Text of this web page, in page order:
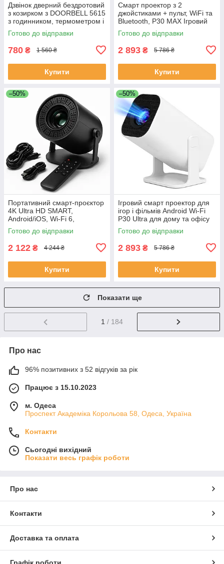
Дзвінок дверний бездротовий
з козирком з DOORBELL 5615
з годинником, термометром і
показником вологості RA-32
Готово до відправки
780 ₴ 1 560 ₴
Купити
Смарт проектор з 2
джойстиками + пульт, WiFi та
Bluetooth, Р30 МАХ Ігровий
проектор для дому приставка
UX-20
Готово до відправки
2 893 ₴ 5 786 ₴
Купити
–50%
Портативний смарт-проєктор
4K Ultra HD SMART,
Android/iOS, Wi-Fi 6,
Bluetooth, HDMI, домашній
кінотеатр JU-56
Готово до відправки
2 122 ₴ 4 244 ₴
Купити
–50%
Ігровий смарт проектор для
ігор і фільмів Android Wi-Fi
P30 Ultra для дому та офісу
домашній кінотеатр SC-76
Готово до відправки
2 893 ₴ 5 786 ₴
Купити
Показати ще
1 / 184
Про нас
96% позитивних з 52 відгуків за рік
Працює з 15.10.2023
м. Одеса
Проспект Академіка Корольова 58, Одеса, Україна
Контакти
Сьогодні вихідний
Показати весь графік роботи
Про нас
Контакти
Доставка та оплата